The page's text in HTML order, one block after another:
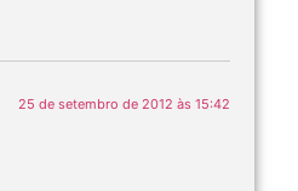
25 de setembro de 2012 às 15:42